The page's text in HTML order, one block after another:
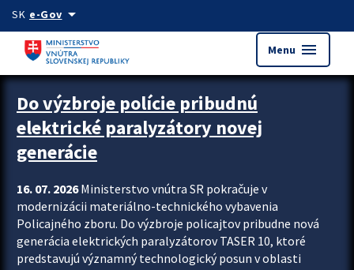
Preskocit na hlavný obsah
SK e-Govarrow_drop_down
Menu menu
Zastavit automatický posun upútavok
Do výzbroje polície pribudnú
elektrické paralyzátory novej
generácie
16. 07. 2026Ministerstvo vnútra SR pokračuje v
modernizácii materiálno-technického vybavenia
Policajného zboru. Do výzbroje policajtov pribudne nová
generácia elektrických paralyzátorov TASER 10, ktoré
predstavujú významný technologický posun v oblasti